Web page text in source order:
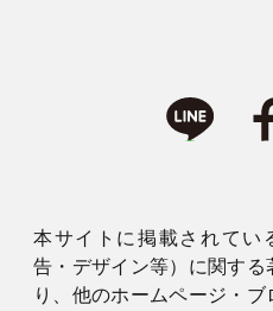
本サイトに掲載されてい
告・デザイン等）に関す
り、他のホームページ・